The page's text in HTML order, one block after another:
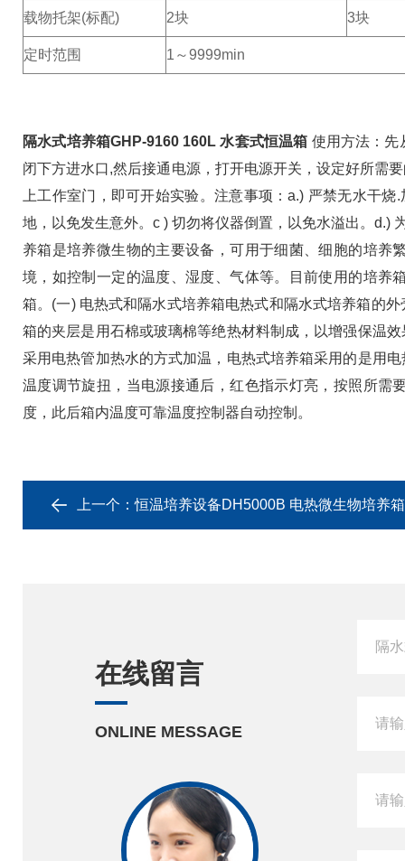
载物托架(标配) 2块 3块
定时范围 1～9999min
隔水式培养箱GHP-9160 160L 水套式恒温箱 使用方法： 先
闭下方进水口,然后接通电源，打开电源开关，设定好所需
上工作室门，即可开始实验。 注意事项：a.) 严禁无水干烧
地，以免发生意外。 c ) 切勿将仪器倒置，以免水溢出。 d.)
养箱是培养微生物的主要设备，可用于细菌、细胞的培养
境，如控制一定的温度、湿度、气体等。目前使用的培养
箱。 (一) 电热式和隔水式培养箱电热式和隔水式培养箱的
箱的夹层是用石棉或玻璃棉等绝热材料制成，以增强保温
采用电热管加热水的方式加温，电热式培养箱采用的是用电
温度调节旋扭，当电源接通后，红色指示灯亮， 按照所需
度，此后箱内温度可靠温度控制器自动控制。
上一个：恒温培养设备DH5000B 电热微生物培养箱
在线留言
ONLINE MESSAGE